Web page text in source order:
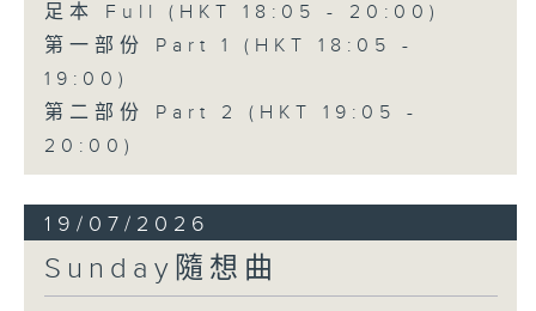
足本 Full (HKT 18:05 - 20:00)
第一部份 Part 1 (HKT 18:05 -
19:00)
第二部份 Part 2 (HKT 19:05 -
20:00)
19/07/2026
Sunday隨想曲